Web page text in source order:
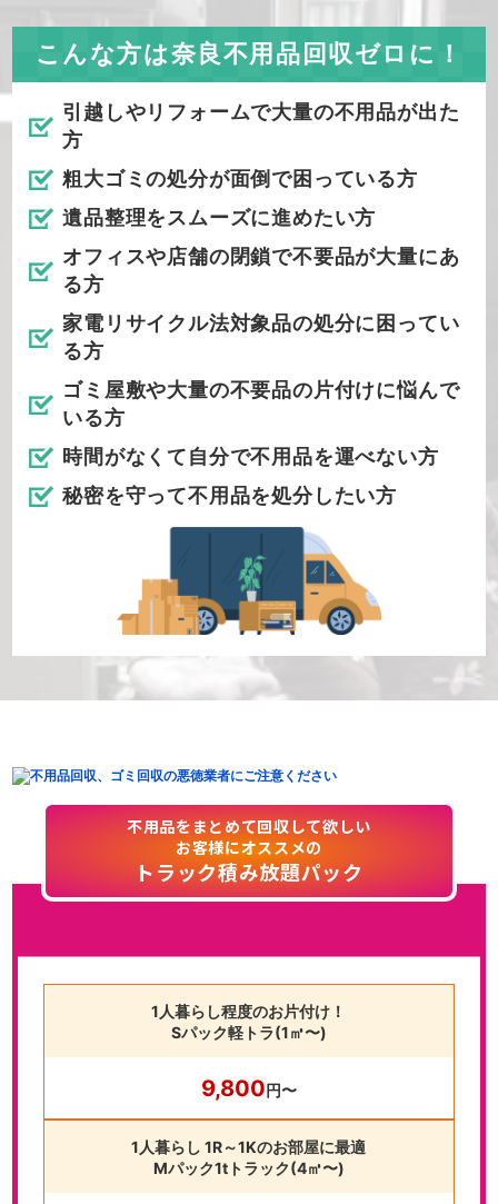
こんな方は奈良不用品回収ゼロに！
引越しやリフォームで大量の不用品が出た
方
粗大ゴミの処分が面倒で困っている方
遺品整理をスムーズに進めたい方
オフィスや店舗の閉鎖で不要品が大量にあ
る方
家電リサイクル法対象品の処分に困ってい
る方
ゴミ屋敷や大量の不要品の片付けに悩んで
いる方
時間がなくて自分で不用品を運べない方
秘密を守って不用品を処分したい方
不用品をまとめて回収して欲しい
お客様にオススメの
トラック積み放題パック
1人暮らし程度のお片付け！
Sパック軽トラ(1㎥〜)
9,800円〜
1人暮らし 1R～1Kのお部屋に最適
Mパック1tトラック(4㎥〜)